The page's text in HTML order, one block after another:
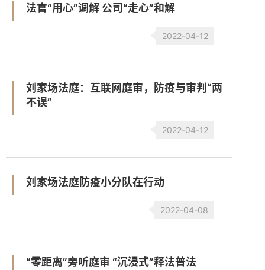
法官“用心”调解 公司“走心”和解
2022-04-12
刘家场法庭：互联网庭审，防疫与审判“两
不误”
2022-04-12
刘家场法庭防疫小分队在行动
2022-04-08
“零距离”旁听庭审 “沉浸式”释法普法